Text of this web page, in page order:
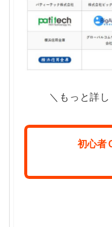
＼もっと詳
初心者